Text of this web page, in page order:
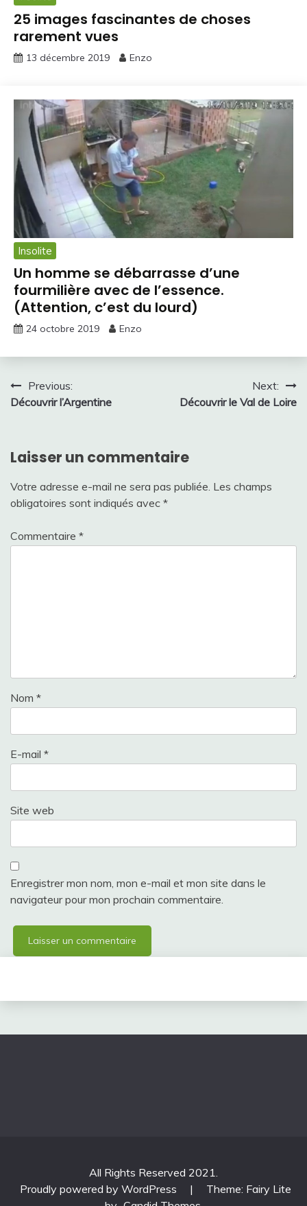
25 images fascinantes de choses
rarement vues
13 décembre 2019 Enzo
Insolite
Un homme se débarrasse d’une
fourmilière avec de l’essence.
(Attention, c’est du lourd)
24 octobre 2019 Enzo
Navigation
de
Previous:
Découvrir l’Argentine
Next:
Découvrir le Val de Loire
Laisser un commentaire
Votre adresse e-mail ne sera pas publiée. Les champs
obligatoires sont indiqués avec *
Commentaire *
Nom *
E-mail *
Site web
Enregistrer mon nom, mon e-mail et mon site dans le
navigateur pour mon prochain commentaire.
All Rights Reserved 2021.
Proudly powered by WordPress
|
Theme: Fairy Lite